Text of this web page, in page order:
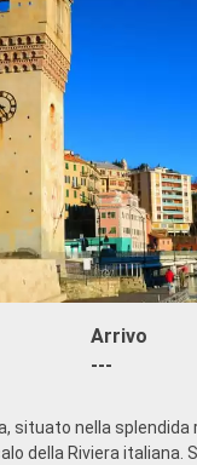
Arrivo
---
situato nella splendida
della Riviera italiana.